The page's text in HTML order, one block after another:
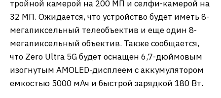
тройной камерой на 200 МП и селфи-камерой на
32 МП. Ожидается, что устройство будет иметь 8-
мегапиксельный телеобъектив и еще один 8-
мегапиксельный объектив. Также сообщается,
что Zero Ultra 5G будет оснащен 6,7-дюймовым
изогнутым AMOLED-дисплеем с аккумулятором
емкостью 5000 мАч и быстрой зарядкой 180 Вт.